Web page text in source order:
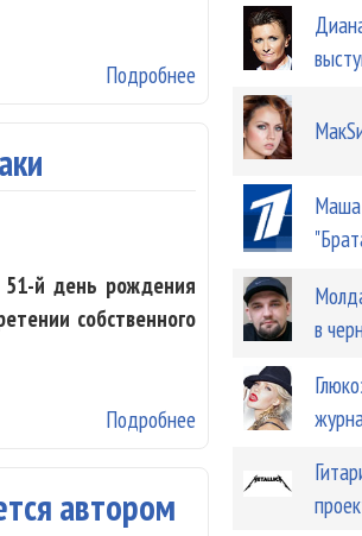
Подробнее о Филипп
51-й день рождения
собственного
Подробнее о Шура купил
автором
Маша
в